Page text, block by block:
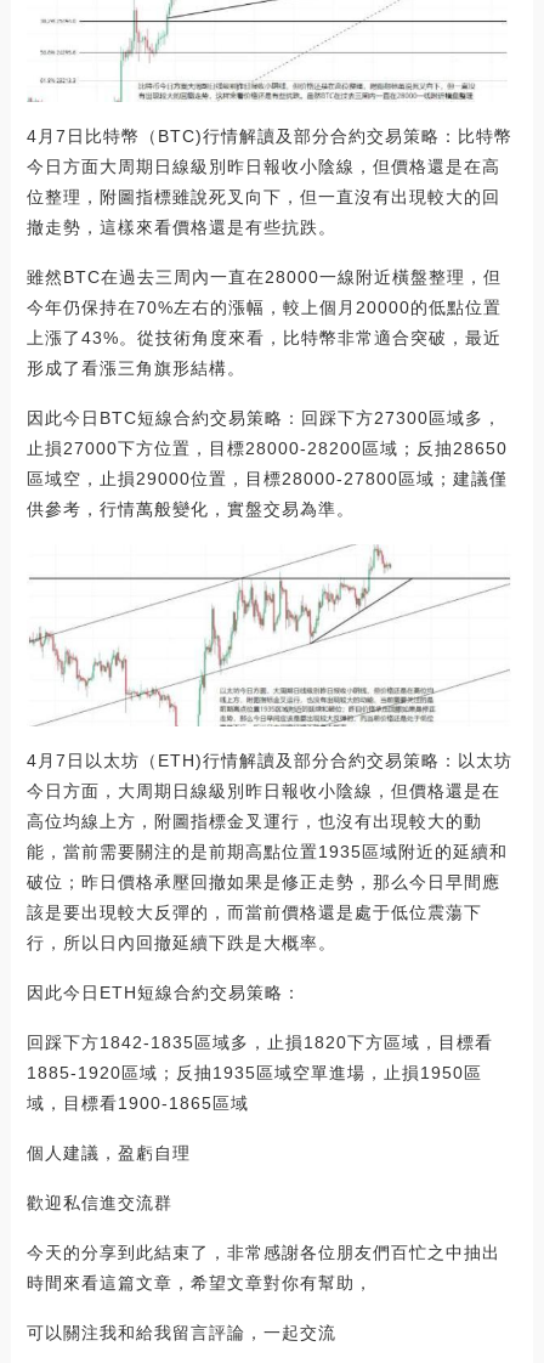
4月7日比特幣（BTC)行情解讀及部分合約交易策略：比特幣
今日方面大周期日線級別昨日報收小陰線，但價格還是在高
位整理，附圖指標雖說死叉向下，但一直沒有出現較大的回
撤走勢，這樣來看價格還是有些抗跌。
雖然BTC在過去三周內一直在28000一線附近橫盤整理，但
今年仍保持在70%左右的漲幅，較上個月20000的低點位置
上漲了43%。從技術角度來看，比特幣非常適合突破，最近
形成了看漲三角旗形結構。
因此今日BTC短線合約交易策略：回踩下方27300區域多，
止損27000下方位置，目標28000-28200區域；反抽28650
區域空，止損29000位置，目標28000-27800區域；建議僅
供參考，行情萬般變化，實盤交易為準。
4月7日以太坊（ETH)行情解讀及部分合約交易策略：以太坊
今日方面，大周期日線級別昨日報收小陰線，但價格還是在
高位均線上方，附圖指標金叉運行，也沒有出現較大的動
能，當前需要關注的是前期高點位置1935區域附近的延續和
破位；昨日價格承壓回撤如果是修正走勢，那么今日早間應
該是要出現較大反彈的，而當前價格還是處于低位震蕩下
行，所以日內回撤延續下跌是大概率。
因此今日ETH短線合約交易策略：
回踩下方1842-1835區域多，止損1820下方區域，目標看
1885-1920區域；反抽1935區域空單進場，止損1950區
域，目標看1900-1865區域
個人建議，盈虧自理
歡迎私信進交流群
今天的分享到此結束了，非常感謝各位朋友們百忙之中抽出
時間來看這篇文章，希望文章對你有幫助，
可以關注我和給我留言評論，一起交流